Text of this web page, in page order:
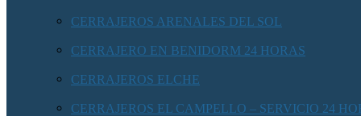
CERRAJEROS ARENALES DEL SOL
CERRAJERO EN BENIDORM 24 HORAS
CERRAJEROS ELCHE
CERRAJEROS EL CAMPELLO – SERVICIO 24